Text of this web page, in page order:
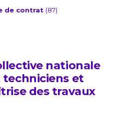
de contrat (87)
nationale
techniciens et
des travaux